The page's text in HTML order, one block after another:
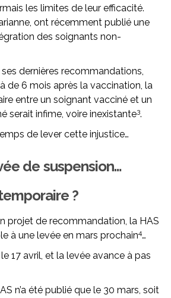
les limites de leur efficacité.
ont récemment publié une
des soignants non-
dernières recommandations,
de 6 mois après la vaccination, la
entre un soignant vacciné et un
serait infime, voire inexistante3.
de lever cette injustice…
de suspension…
?
projet de recommandation, la HAS
à une levée en mars prochain4…
17 avril, et la levée avance à pas
n’a été publié que le 30 mars, soit